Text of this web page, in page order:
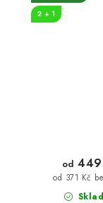
2 + 1
od 371 Kč
od 449